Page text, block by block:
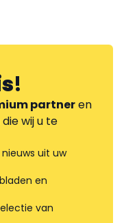
!
partneren
wij u te
uit uw
en
van